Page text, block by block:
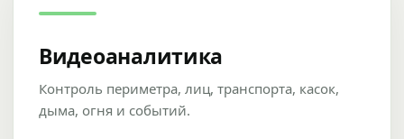
Видеоаналитика
Контроль периметра, лиц, транспорта, касок,
дыма, огня и событий.